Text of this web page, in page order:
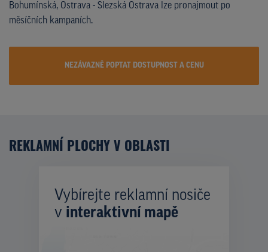
Bohumínská, Ostrava - Slezská Ostrava lze pronajmout po
měsíčních kampaních.
NEZÁVAZNĚ POPTAT DOSTUPNOST A CENU
REKLAMNÍ PLOCHY V OBLASTI
Vybírejte reklamní nosiče
v interaktivní mapě